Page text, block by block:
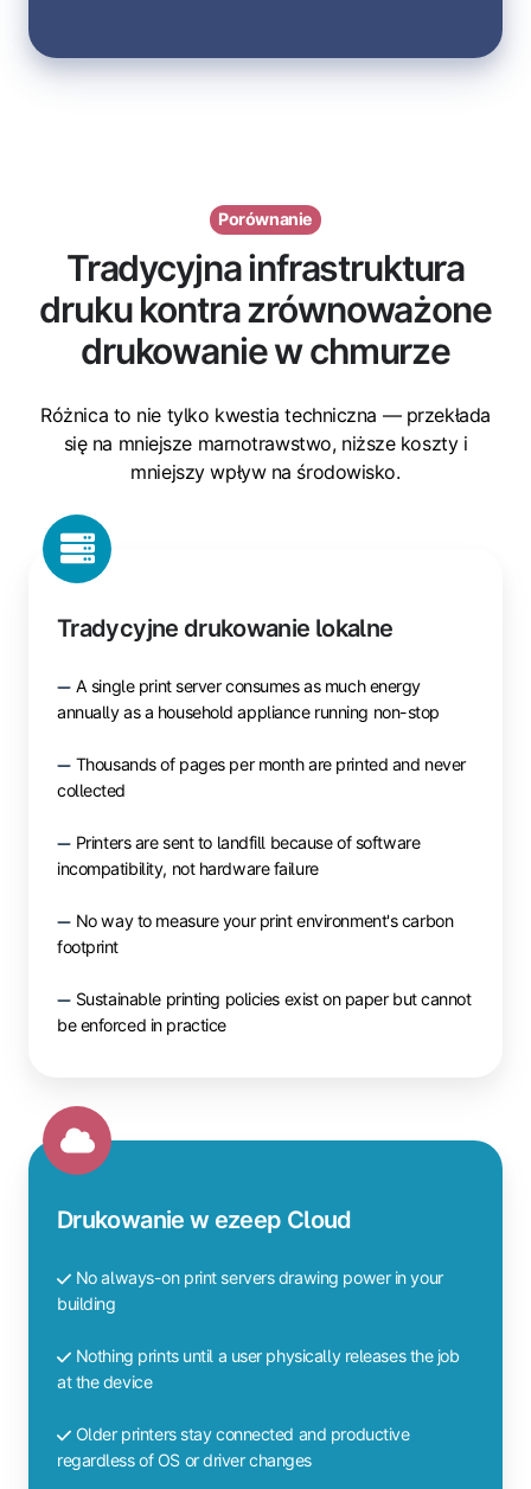
Porównanie
Tradycyjna infrastruktura
druku kontra zrównoważone
drukowanie w chmurze
Różnica to nie tylko kwestia techniczna — przekłada
się na mniejsze marnotrawstwo, niższe koszty i
mniejszy wpływ na środowisko.
Tradycyjne drukowanie lokalne
A single print server consumes as much energy
annually as a household appliance running non-stop
Thousands of pages per month are printed and never
collected
Printers are sent to landfill because of software
incompatibility, not hardware failure
No way to measure your print environment's carbon
footprint
Sustainable printing policies exist on paper but cannot
be enforced in practice
Drukowanie w ezeep Cloud
No always-on print servers drawing power in your
building
Nothing prints until a user physically releases the job
at the device
Older printers stay connected and productive
regardless of OS or driver changes